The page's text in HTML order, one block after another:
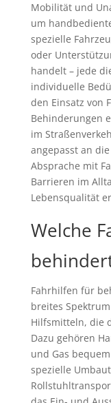
Mobilität und
um
spezielle
oder
handelt – jede
individuelle
den Einsatz von
Behinderungen
im
angepasst an
Absprache mit
Barrieren im
Lebensqualität
Welche
Fahrhilfen für
breites
Hilfsmitteln, die
Dazu gehören
und Gas
spezielle